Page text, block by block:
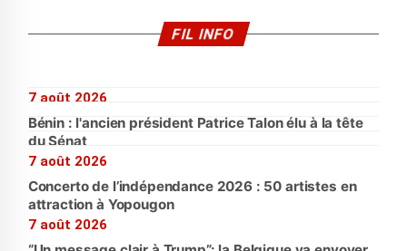
FIL INFO
7 août 2026
Bénin : l'ancien président Patrice Talon élu à la tête
du Sénat
7 août 2026
Concerto de l’indépendance 2026 : 50 artistes en
attraction à Yopougon
7 août 2026